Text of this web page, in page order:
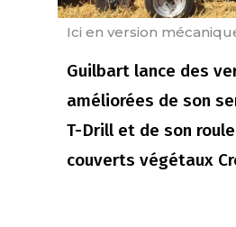
Ici en version
Guilbart lance des
améliorées de son
T-Drill et de son
couverts végétaux